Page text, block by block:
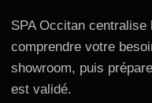
SPA Occitan
comprendre votre
showroom, puis
est validé.